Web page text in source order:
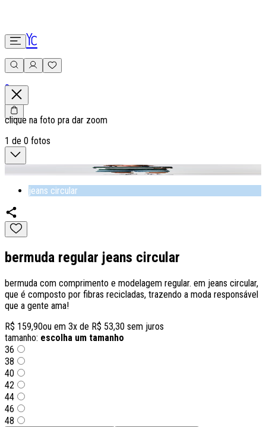
0
clique na foto pra dar zoom
1 de 0 fotos
jeans circular
bermuda regular jeans circular
bermuda com comprimento e modelagem regular. em jeans circular,
que é composto por fibras recicladas, trazendo a moda responsável
que a gente ama!
R$ 159,90ou em 3x de R$ 53,30 sem juros
tamanho: escolha um tamanho
36
38
40
42
44
46
48